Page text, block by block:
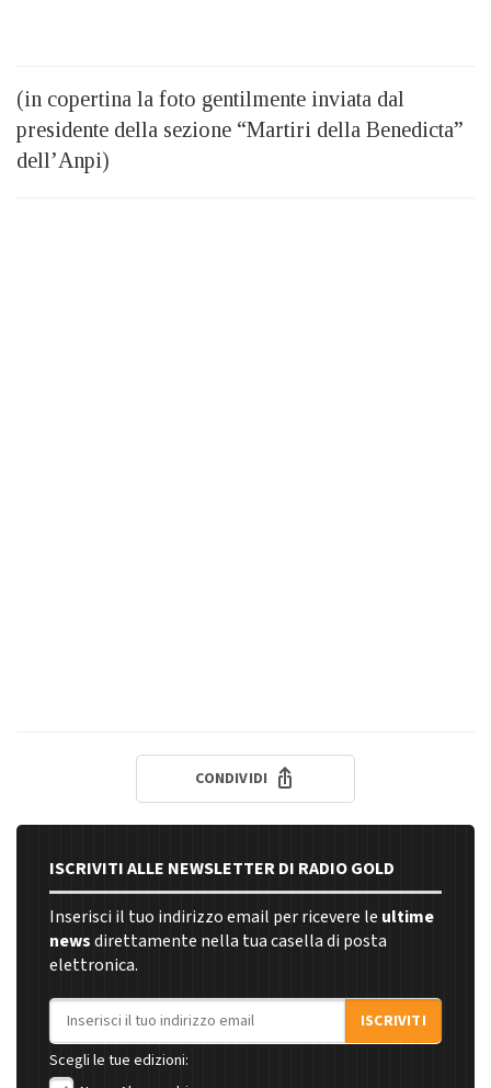
(in copertina la foto gentilmente inviata dal
presidente della sezione “Martiri della Benedicta”
dell’Anpi)
CONDIVIDI
ISCRIVITI ALLE NEWSLETTER DI RADIO GOLD
Inserisci il tuo indirizzo email per ricevere le ultime
newsdirettamente nella tua casella di posta
elettronica.
Indirizzo email
ISCRIVITI
Scegli le tue edizioni: